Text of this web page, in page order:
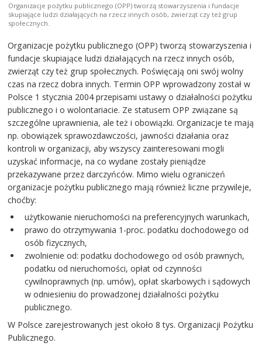
Organizacje pożytku publicznego (OPP) tworzą stowarzyszenia i fundacje
skupiające ludzi działających na rzecz innych osób, zwierząt czy też grup
społecznych.
Organizacje pożytku publicznego (OPP) tworzą stowarzyszenia i
fundacje skupiające ludzi działających na rzecz innych osób,
zwierząt czy też grup społecznych. Poświęcają oni swój wolny
czas na rzecz dobra innych. Termin OPP wprowadzony został w
Polsce 1 stycznia 2004 przepisami ustawy o działalności pożytku
publicznego i o wolontariacie. Ze statusem OPP związane są
szczególne uprawnienia, ale też i obowiązki. Organizacje te mają
np. obowiązek sprawozdawczości, jawności działania oraz
kontroli w organizacji, aby wszyscy zainteresowani mogli
uzyskać informacje, na co wydane zostały pieniądze
przekazywane przez darczyńców. Mimo wielu ograniczeń
organizacje pożytku publicznego mają również liczne przywileje,
choćby:
użytkowanie nieruchomości na preferencyjnych warunkach,
prawo do otrzymywania 1-proc. podatku dochodowego od
osób fizycznych,
zwolnienie od: podatku dochodowego od osób prawnych,
podatku od nieruchomości, opłat od czynności
cywilnoprawnych (np. umów), opłat skarbowych i sądowych
w odniesieniu do prowadzonej działalności pożytku
publicznego.
W Polsce zarejestrowanych jest około 8 tys. Organizacji Pożytku
Publicznego.